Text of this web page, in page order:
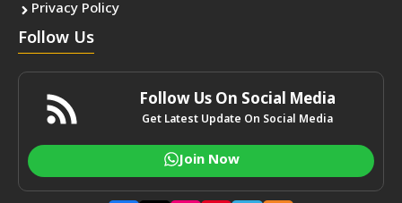
Privacy Policy
Follow Us
Follow Us On Social Media
Get Latest Update On Social Media
Join Now